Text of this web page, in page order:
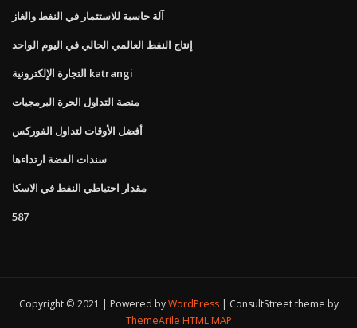
آلة حاسبة للاستثمار في النفط والغاز
إنتاج النفط العالمي الحالي في اليوم الواحد
التجارة الإلكترونية katrangi
منصة التداول الحرة البرمجيات
أفضل الأوقات لتداول الفوركس
سندات الفضة ارتداءها
مقدار احتياطي النفط في الاسكا
587
Copyright © 2021 | Powered byWordPress
ConsultStreet theme by
ThemeArile HTML MAP